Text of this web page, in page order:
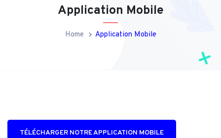
Application Mobile
Home Application Mobile
TÉLÉCHARGER NOTRE APPLICATION MOBILE